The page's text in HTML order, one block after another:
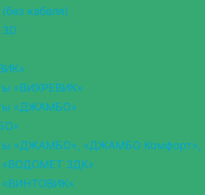
кабеля)
«ВИХРЕВИК»
«ДЖАМБО»
«ДЖАМБО», «ДЖАМБО
«ВОДОМЕТ 3ДК»
«ВИНТОВИК»